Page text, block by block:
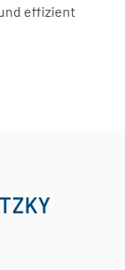
effizient